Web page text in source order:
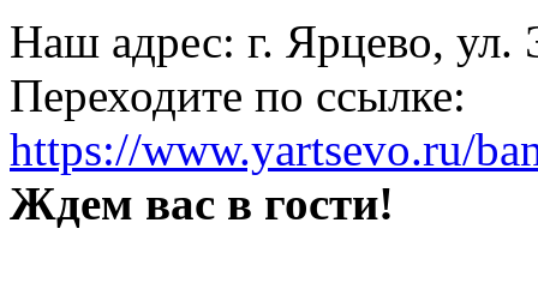
Наш адрес: г. Ярцево, ул.
Переходите по ссылке:
https://www.yartsevo.ru/
Ждем вас в гости!